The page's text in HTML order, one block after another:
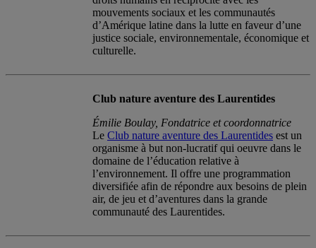
mouvements sociaux et les communautés
d’Amérique latine dans la lutte en faveur d’une
justice sociale, environnementale, économique et
culturelle.
Club nature aventure des Laurentides
Émilie Boulay, Fondatrice et coordonnatrice
Le Club nature aventure des Laurentides est un
organisme à but non-lucratif qui oeuvre dans le
domaine de l’éducation relative à
l’environnement. Il offre une programmation
diversifiée afin de répondre aux besoins de plein
air, de jeu et d’aventures dans la grande
communauté des Laurentides.